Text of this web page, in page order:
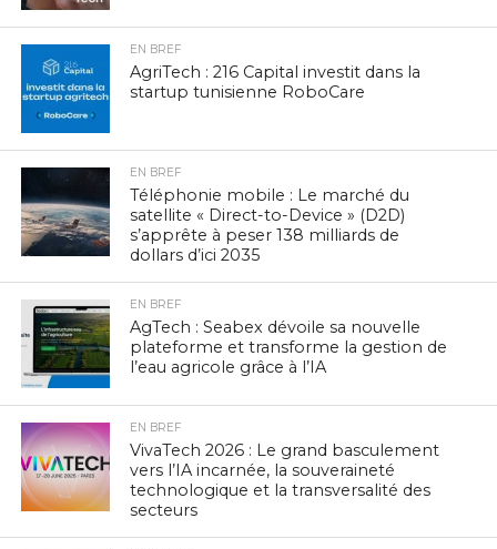
EN BREF
AgriTech : 216 Capital investit dans la
startup tunisienne RoboCare
EN BREF
Téléphonie mobile : Le marché du
satellite « Direct-to-Device » (D2D)
s’apprête à peser 138 milliards de
dollars d’ici 2035
EN BREF
AgTech : Seabex dévoile sa nouvelle
plateforme et transforme la gestion de
l’eau agricole grâce à l’IA
EN BREF
VivaTech 2026 : Le grand basculement
vers l’IA incarnée, la souveraineté
technologique et la transversalité des
secteurs